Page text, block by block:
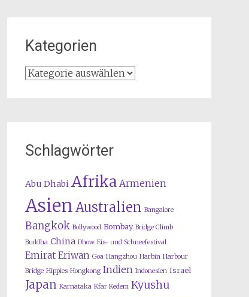
Kategorien
Kategorien
Schlagwörter
Abu Dhabi Afrika Armenien
AsienAustralien Bangalore
Bangkok Bollywood Bombay Bridge Climb
Buddha China Dhow Eis- und Schneefestival
Emirat Eriwan Goa Hangzhou Harbin Harbour
Bridge Hippies Hongkong Indien Indonesien Israel
Japan Karnataka Kfar Kedem Kyushu